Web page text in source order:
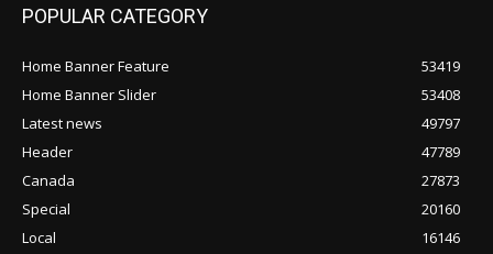
POPULAR CATEGORY
Home Banner Feature
53419
Home Banner Slider
53408
Latest news
49797
Header
47789
Canada
27873
Special
20160
Local
16146